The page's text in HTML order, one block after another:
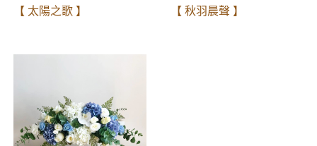
【 太陽之歌 】 【 ​秋羽晨聲 】